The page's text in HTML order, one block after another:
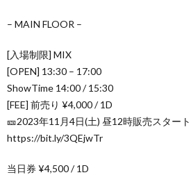
– MAIN FLOOR –
[入場制限] MIX
[OPEN] 13:30 – 17:00
ShowTime 14:00 / 15:30
[FEE] 前売り ¥4,000 / 1D
🎫2023年11月4日(土) 昼12時販売スタート
https://bit.ly/3QEjwTr
当日券 ¥4,500 / 1D